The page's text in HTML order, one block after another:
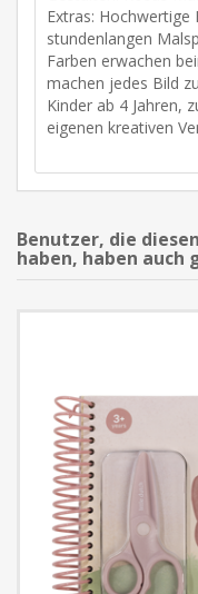
Extras:
stundenlangen
Farben erwachen
machen jedes Bild
Kinder ab 4 Jahren,
eigenen kreativen
Benutzer, die
haben, haben auch